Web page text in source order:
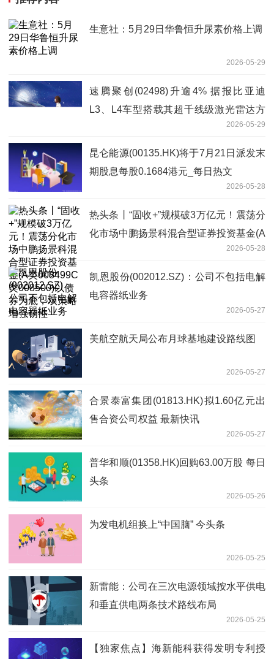
生意社：5月29日华鲁恒升尿素价格上调
2026-05-29
速腾聚创(02498)升逾4% 据报比亚迪
L3、L4车型搭载其超千线级激光雷达方
2026-05-29
昆仑能源(00135.HK)将于7月21日派发末
期股息每股0.1684港元_每日热文
2026-05-28
热头条丨“固收+”规模破3万亿元！震荡分
化市场中鹏扬景科混合型证券投资基金(A
类008499C类008500)以债券为底，双策
略增强韧性
2026-05-28
凯恩股份(002012.SZ)：公司不包括电解
电容器纸业务
2026-05-27
美航空航天局公布月球基地建设路线图
2026-05-27
合景泰富集团(01813.HK)拟1.60亿元出
售合资公司权益 最新快讯
2026-05-27
普华和顺(01358.HK)回购63.00万股 每日
头条
2026-05-26
为发电机组换上“中国脑” 今头条
2026-05-25
新雷能：公司在三次电源领域按水平供电
和垂直供电两条技术路线布局
2026-05-25
【独家焦点】海新能科获得发明专利授